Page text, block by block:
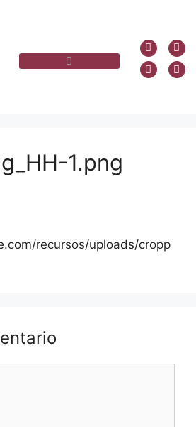
1.png
recursos/uploads/cropp